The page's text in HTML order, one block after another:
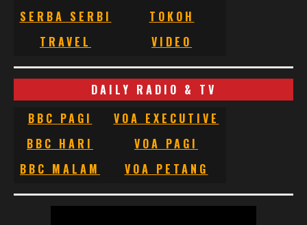
SERBA SERBI
TOKOH
TRAVEL
VIDEO
DAILY RADIO & TV
BBC PAGI
VOA EXECUTIVE
BBC HARI
VOA PAGI
BBC MALAM
VOA PETANG